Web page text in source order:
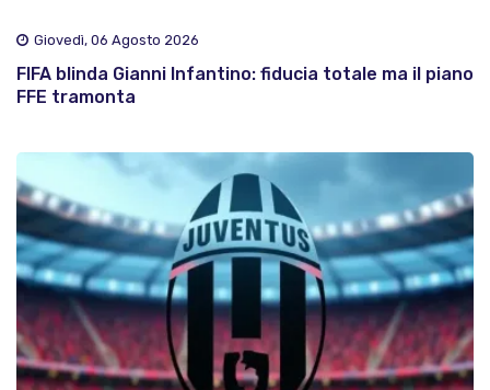
Giovedì, 06 Agosto 2026
FIFA blinda Gianni Infantino: fiducia totale ma il piano
FFE tramonta